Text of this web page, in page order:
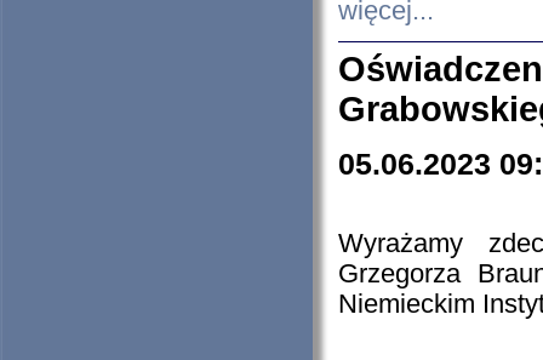
więcej...
05.06.2023
Wyrażamy
Grzegorza
Niemieckim